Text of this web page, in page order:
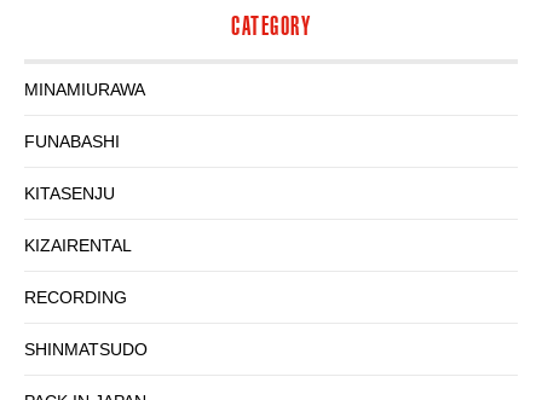
CATEGORY
MINAMIURAWA
FUNABASHI
KITASENJU
KIZAIRENTAL
RECORDING
SHINMATSUDO